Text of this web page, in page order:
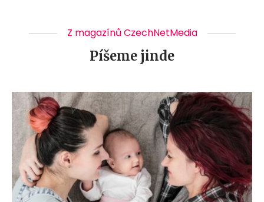
Z magazínů CzechNetMedia
Píšeme jinde